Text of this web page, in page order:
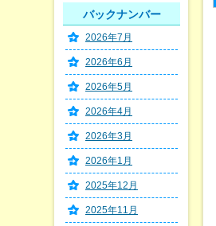
バックナンバー
2026年7月
2026年6月
2026年5月
2026年4月
2026年3月
2026年1月
2025年12月
2025年11月